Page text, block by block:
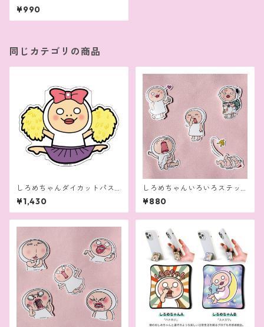
¥990
同じカテゴリの商品
しろめちゃんダイカットパス
ケース
¥1,430
しろめちゃんいろいろステッ
カー（A）セット
¥880